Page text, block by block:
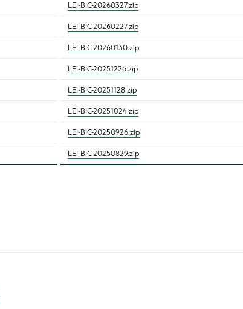
LEI-BIC-20260327.zip
LEI-BIC-20260227.zip
LEI-BIC-20260130.zip
LEI-BIC-20251226.zip
LEI-BIC-20251128.zip
LEI-BIC-20251024.zip
LEI-BIC-20250926.zip
LEI-BIC-20250829.zip